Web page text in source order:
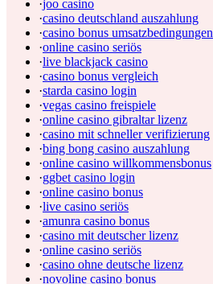
·joo casino
·casino deutschland auszahlung
·casino bonus umsatzbedingungen
·online casino seriös
·live blackjack casino
·casino bonus vergleich
·starda casino login
·vegas casino freispiele
·online casino gibraltar lizenz
·casino mit schneller verifizierung
·bing bong casino auszahlung
·online casino willkommensbonus
·ggbet casino login
·online casino bonus
·live casino seriös
·amunra casino bonus
·casino mit deutscher lizenz
·online casino seriös
·casino ohne deutsche lizenz
·novoline casino bonus